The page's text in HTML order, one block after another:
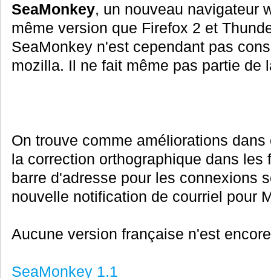
SeaMonkey, un nouveau navigateur
même version que Firefox 2 et
SeaMonkey n'est cependant pas
mozilla. Il ne fait même pas partie de
On trouve comme améliorations
la correction orthographique dans
barre d'adresse pour les connexions
nouvelle notification de courriel pour
Aucune version française n'est
SeaMonkey 1.1